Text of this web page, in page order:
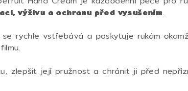
výživu a ochranu před vysušením.
rychle vstřebává a poskytuje rukám
zlepšit její pružnost a chránit ji před